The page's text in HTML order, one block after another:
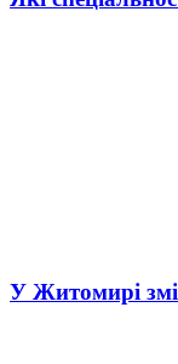
У Житомирі